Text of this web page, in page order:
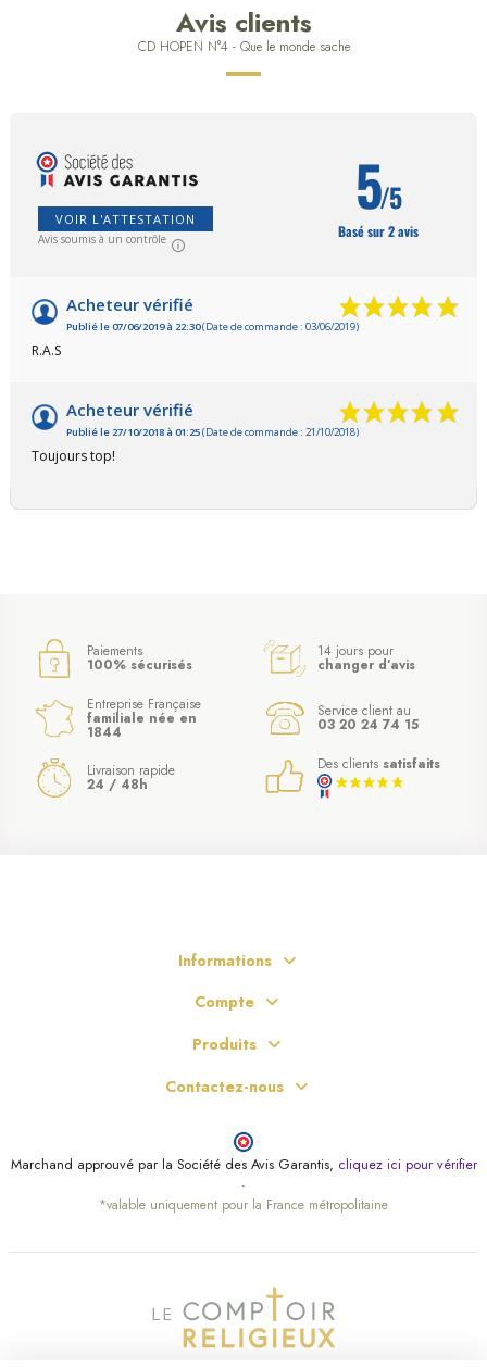
Avis clients
CD HOPEN N°4 - Que le monde sache
VOIR L'ATTESTATION
Avis soumis à un contrôle
5/5
Basé sur 2 avis
Acheteur vérifié
Publié le 07/06/2019 à 22:30(Date de commande : 03/06/2019)
R.A.S
Acheteur vérifié
Publié le 27/10/2018 à 01:25(Date de commande : 21/10/2018)
Toujours top!
Paiements
100% sécurisés
14 jours pour
changer d’avis
Entreprise Française
familiale née en
1844
Service client au
03 20 24 74 15
Livraison rapide
24 / 48h
Des clients satisfaits
Informations
Compte
Produits
Contactez-nous
Marchand approuvé par la Société des Avis Garantis, cliquez ici pour vérifier
.
*valable uniquement pour la France métropolitaine